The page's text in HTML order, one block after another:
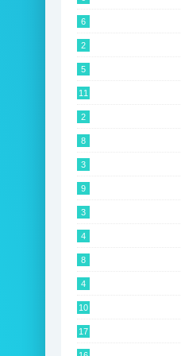
6
2
5
11
2
8
3
9
3
4
8
4
10
17